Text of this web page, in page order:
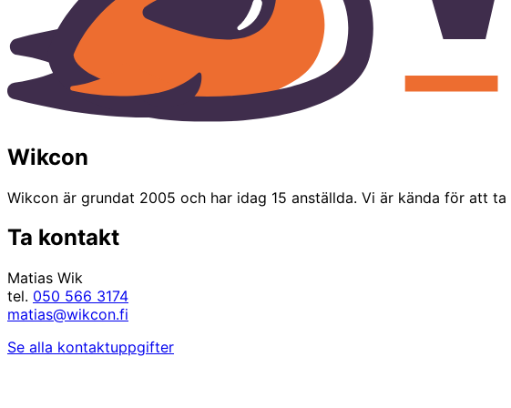
Wikcon
Wikcon är grundat 2005 och har idag 15 anställda. Vi är kända för att
Ta kontakt
Matias Wik
tel. 050 566 3174
matias@wikcon.fi
Se alla kontaktuppgifter